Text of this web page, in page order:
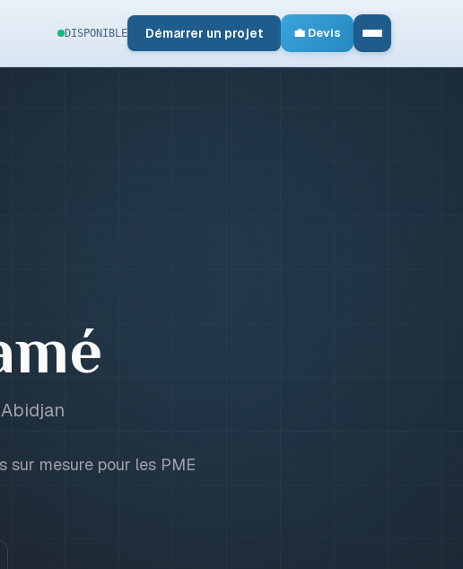
DISPONIBLE Démarrer un projet 💼 Devis
sur mesure pour les PME